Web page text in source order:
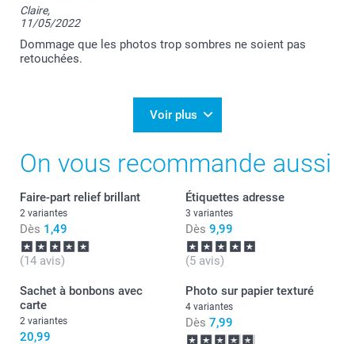
Claire,
11/05/2022
Dommage que les photos trop sombres ne soient pas
retouchées.
Voir plus
On vous recommande aussi
Faire-part relief brillant
2 variantes
Dès 1,49
(14 avis)
Étiquettes adresse
3 variantes
Dès 9,99
(5 avis)
Sachet à bonbons avec
carte
2 variantes
20,99
Photo sur papier texturé
4 variantes
Dès 7,99